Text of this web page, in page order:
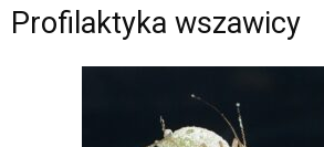
Profilaktyka wszawicy